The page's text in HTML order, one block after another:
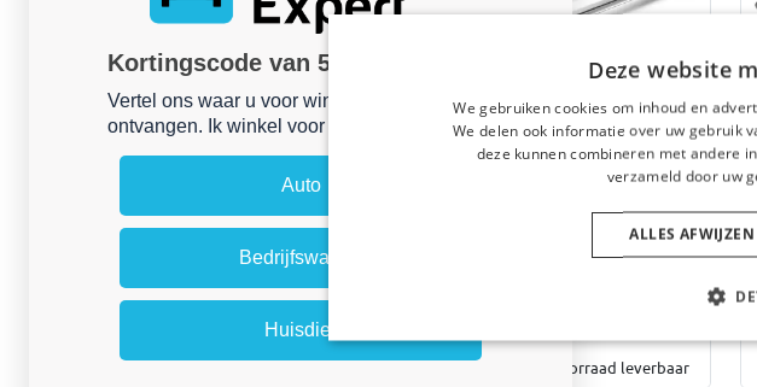
Dakdragers geschikt voor
GAC Aion V II 2024-heden
Yakima Aero ThruBar
zilver
Uit voorraad leverbaar
Kortingscode van 5% ontvangen?
Vertel ons waar u voor winkelt om uw korting te
ontvangen. Ik winkel voor mijn:
Auto
Bedrijfswagen
Huisdier
Deze website
We gebruiken cookies om inhoud en
We delen ook informatie over uw gebruik
deze kunnen combineren met andere
verzameld door uw
ALLES AFWIJZEN